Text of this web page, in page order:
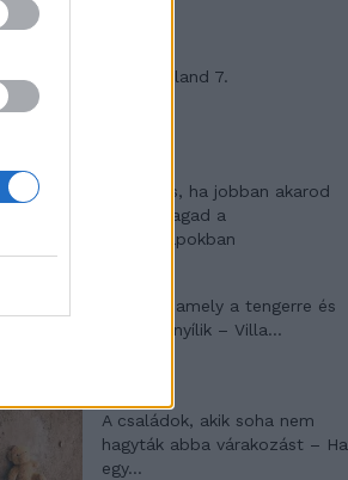
Máltai kaland 7.
10 tanács, ha jobban akarod
érezni magad a
hétköznapokban
Egy ház, amely a tengerre és
a fényre nyílik – Villa...
A családok, akik soha nem
hagyták abba várakozást – Ha
egy...